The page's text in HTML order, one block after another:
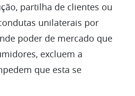
partilha de clientes ou
unilaterais por
poder de mercado que
excluem a
que esta se